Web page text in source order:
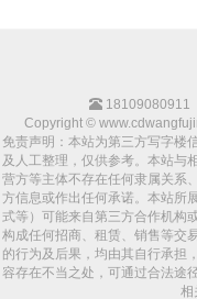
18109080911
Copyright ©
免责声明：本站为第三方写字楼
及人工整理，仅供参考。本站与
营方等主体不存在任何隶属关系
方信息或作出任何承诺。本站所
式等）可能来自第三方合作机构
构成任何招商、租赁、销售等交
的行为及后果，均由其自行承担
容存在不当之处，可通过合法途
相